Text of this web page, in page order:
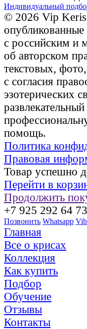
Индивидуальный
© 2026 Vip
с российским и
об авторском
текстовых,
с согласия
эзотерических
помощь.
Политика
Правовая
Товар успешно
Перейти в
Продолжить
+7 925 292 64 73
Позвонить Whatsapp
Главная
Все о крисах
Коллекция
Как купить
Подбор
Обучение
Отзывы
Контакты